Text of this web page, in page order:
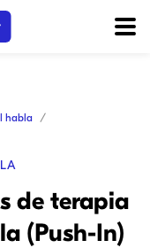
habla
de terapia
(Push-In)